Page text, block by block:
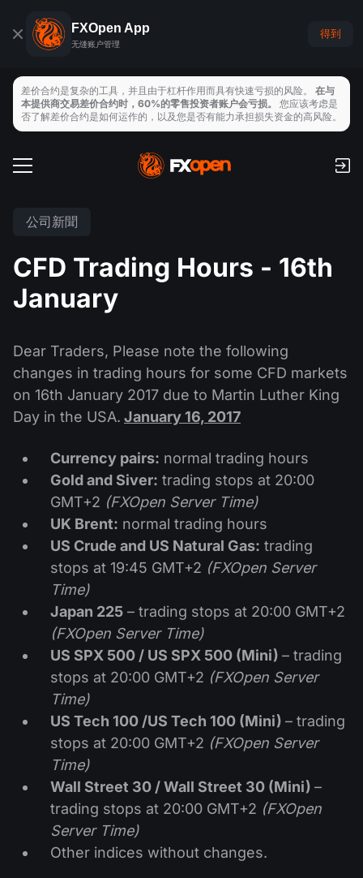
FXOpen App
无缝账户管理
得到
支付
存取款
交易工具
股票
ETF
交易平臺
TickTrader
MT5
比較
FXOpen App
Android FXOpen App
FIX API
新聞與分析
股息日曆
幫助中心
什麼是差價合約交易?
什麼是ECN交易?
什麼是外匯經紀商?
公司新聞
為什麼選擇我們
公司新聞
CFD Trading Hours - 16th
January
Dear Traders, Please note the following
changes in trading hours for some CFD markets
on 16th January 2017 due to Martin Luther King
Day in the USA. January 16, 2017
Currency pairs: normal trading hours
Gold and Siver: trading stops at 20:00
GMT+2 (FXOpen Server Time)
UK Brent: normal trading hours
US Crude and US Natural Gas: trading
stops at 19:45 GMT+2 (FXOpen Server
Time)
Japan 225 – trading stops at 20:00 GMT+2
(FXOpen Server Time)
US SPX 500 / US SPX 500 (Mini) – trading
stops at 20:00 GMT+2 (FXOpen Server
Time)
US Tech 100 /US Tech 100 (Mini) – trading
stops at 20:00 GMT+2 (FXOpen Server
Time)
Wall Street 30 / Wall Street 30 (Mini) –
trading stops at 20:00 GMT+2 (FXOpen
Server Time)
Other indices without changes.
差价合约是复杂的工具，并且由于杠杆作用而具有快速亏损的风险。 在与
本提供商交易差价合约时，60%的零售投资者账户会亏损。 您应该考虑是
否了解差价合约是如何运作的，以及您是否有能力承担损失资金的高风险。